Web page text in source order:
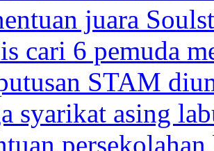
juara
cari 6 pemuda
STAM
syarikat asing